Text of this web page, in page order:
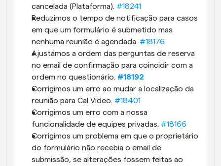
cancelada (Plataforma). #18241
Reduzimos o tempo de notificação para casos
em que um formulário é submetido mas
nenhuma reunião é agendada. #18176
Ajustámos a ordem das perguntas de reserva
no email de confirmação para coincidir com a
ordem no questionário. #18192
Corrigimos um erro ao mudar a localização da
reunião para Cal Video. #18401
Corrigimos um erro com a nossa
funcionalidade de equipes privadas. #18166
Corrigimos um problema em que o proprietário
do formulário não recebia o email de
submissão, se alterações fossem feitas ao